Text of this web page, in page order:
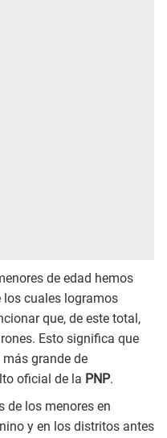
de edad hemos
los cuales logramos
que, de este total,
Esto significa que
grande de
oficial de la PNP.
de los menores en
y en los distritos antes